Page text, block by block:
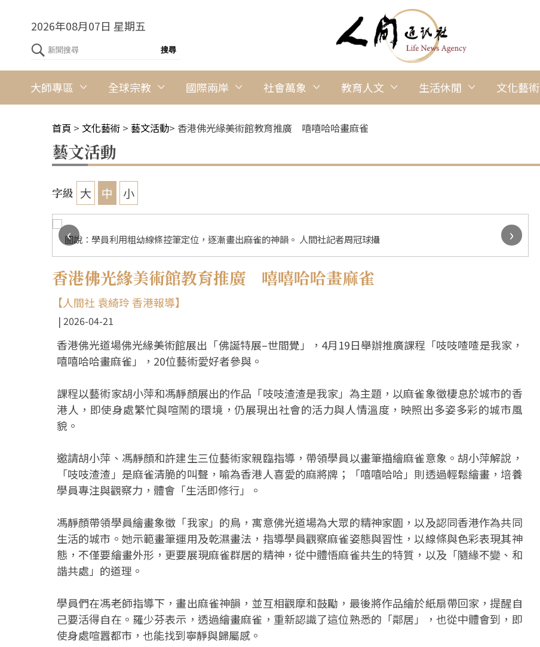
2026年08月07日 星期五
大師專區 全球宗教 國際兩岸 社會萬象 教育人文 生活休閒 文化藝術
首頁 > 文化藝術 > 藝文活動> 香港佛光緣美術館教育推廣 嘻嘻哈哈畫麻雀
藝文活動
字級 大 中 小
圖說：學員利用粗幼線條控筆定位，逐漸畫出麻雀的神韻。 人間社記者周冠球攝
‹
›
香港佛光緣美術館教育推廣 嘻嘻哈哈畫麻雀
【人間社 袁綺玲 香港報導】
2026-04-21
香港佛光道場佛光緣美術館展出「佛誕特展–世間覺」，4月19日舉辦推廣課程「吱吱喳喳是我家，
嘻嘻哈哈畫麻雀」，20位藝術愛好者參與。
課程以藝術家胡小萍和馮靜顏展出的作品「吱吱渣渣是我家」為主題，以麻雀象徵棲息於城市的香
港人，即使身處繁忙與喧鬧的環境，仍展現出社會的活力與人情溫度，映照出多姿多彩的城市風
貌。
邀請胡小萍、馮靜顏和許建生三位藝術家親臨指導，帶領學員以畫筆描繪麻雀意象。胡小萍解說，
「吱吱渣渣」是麻雀清脆的叫聲，喻為香港人喜愛的麻將牌；「嘻嘻哈哈」則透過輕鬆繪畫，培養
學員專注與觀察力，體會「生活即修行」。
馮靜顏帶領學員繪畫象徵「我家」的鳥，寓意佛光道場為大眾的精神家園，以及認同香港作為共同
生活的城市。她示範畫筆運用及乾濕畫法，指導學員觀察麻雀姿態與習性，以線條與色彩表現其神
態，不僅要繪畫外形，更要展現麻雀群居的精神，從中體悟麻雀共生的特質，以及「隨緣不變、和
諧共處」的道理。
學員們在馮老師指導下，畫出麻雀神韻，並互相觀摩和鼓勵，最後將作品繪於紙扇帶回家，提醒自
己要活得自在。羅少芬表示，透過繪畫麻雀，重新認識了這位熟悉的「鄰居」，也從中體會到，即
使身處喧囂都市，也能找到寧靜與歸屬感。